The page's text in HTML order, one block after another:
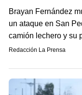
Brayan Fernández
un ataque en San
camión lechero y su
Redacción La Prensa